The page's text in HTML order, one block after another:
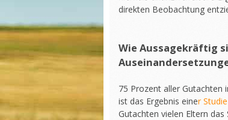
direkten Beobachtung
Wie Aussagekräftig
75 Prozent aller Gutachten
ist das Ergebnis einer
Gutachten vielen Eltern